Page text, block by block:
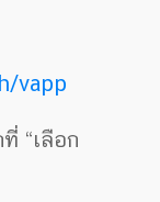
vapp
“เลือก